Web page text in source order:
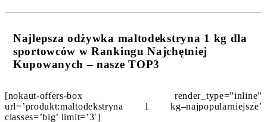
Najlepsza odżywka maltodekstryna 1 kg dla
sportowców w Rankingu Najchętniej
Kupowanych – nasze TOP3
[nokaut-offers-box render_type=”inline”
url=’produkt:maltodekstryna 1 kg–najpopularniejsze’
classes=’big’ limit=’3′]